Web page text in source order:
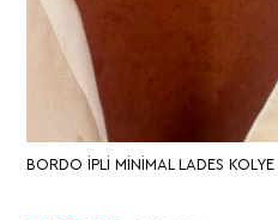
BORDO İPLİ MİNİMAL LADES KOLYE